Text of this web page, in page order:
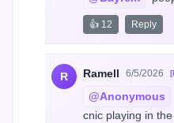
👍 12 Reply
R Ramell 6/5/2026
@Anonymous
cnic playing in